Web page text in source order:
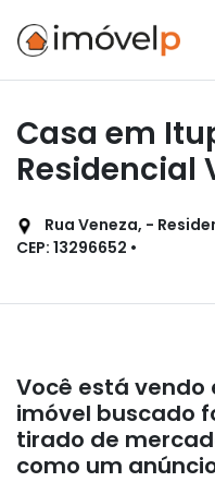
Casa em
Residencial
Rua Veneza, -
CEP: 13296652 •
Você está
imóvel buscado
tirado de
como um